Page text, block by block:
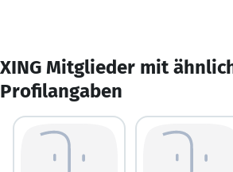
XING Mitglieder mit
Profilangaben